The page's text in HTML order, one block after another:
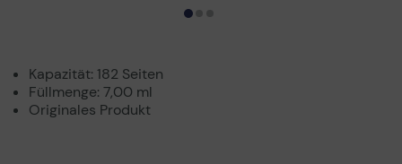
Kapazität: 182 Seiten
Füllmenge: 7,00 ml
Originales Produkt